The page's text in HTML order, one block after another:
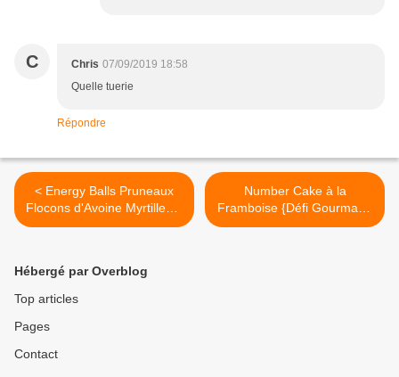
C Chris 07/09/2019 18:58
Quelle tuerie
Répondre
< Energy Balls Pruneaux
Flocons d'Avoine Myrtilles &
Noisettes
Number Cake à la
Framboise {Défi Gourmand
CuisineAddict} >
Hébergé par Overblog
Top articles
Pages
Contact